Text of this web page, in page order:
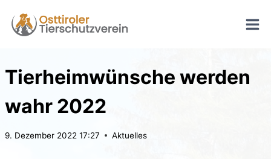
Inhalt
springen
Tierheimwünsche werden
wahr 2022
9. Dezember 2022 17:27 Aktuelles